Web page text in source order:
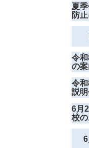
夏
防
令
の
令
説
6月
校